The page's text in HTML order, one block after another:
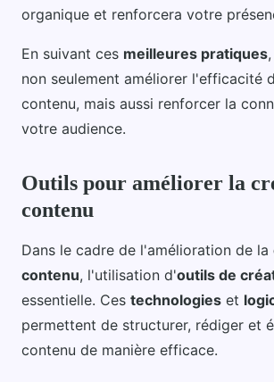
organique et renforcera votre
En suivant ces meilleures pratiques
non seulement améliorer l'efficacité
contenu, mais aussi renforcer la
votre audience.
Outils pour améliorer la
contenu
Dans le cadre de l'amélioration de la
contenu, l'utilisation d'outils de
essentielle. Ces technologies et
permettent de structurer, rédiger et
contenu de manière efficace.